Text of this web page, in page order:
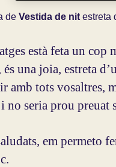
de Vestida de nit estreta
està feta un cop
és una joia, estreta
amb tots vosaltres,
no seria prou preuat
em permeto